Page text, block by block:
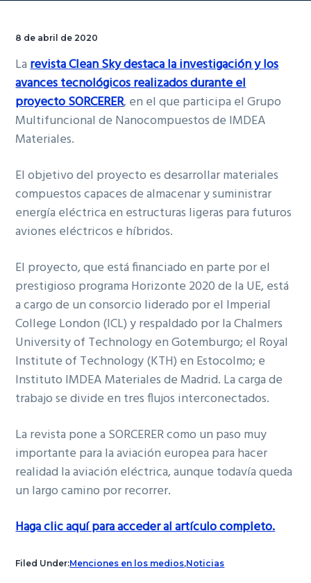
8 de abril de 2020
Larevista Clean Sky destaca la investigación y los
avances tecnológicos realizados durante el
proyecto SORCERER, en el que participa el Grupo
Multifuncional de Nanocompuestos de IMDEA
Materiales.
El objetivo del proyecto es desarrollar materiales
compuestos capaces de almacenar y suministrar
energía eléctrica en estructuras ligeras para futuros
aviones eléctricos e híbridos.
El proyecto, que está financiado en parte por el
prestigioso programa Horizonte 2020 de la UE, está
a cargo de un consorcio liderado por el Imperial
College London (ICL) y respaldado por la Chalmers
University of Technology en Gotemburgo; el Royal
Institute of Technology (KTH) en Estocolmo; e
Instituto IMDEA Materiales de Madrid. La carga de
trabajo se divide en tres flujos interconectados.
La revista pone a SORCERER como un paso muy
importante para la aviación europea para hacer
realidad la aviación eléctrica, aunque todavía queda
un largo camino por recorrer.
Haga clic aquí para acceder al artículo completo.
Filed Under:Menciones en los medios,Noticias